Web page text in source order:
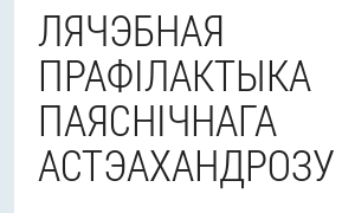
ЛЯЧЭБНАЯ
ПРАФІЛАКТЫКА
ПАЯСНІЧНАГА
АСТЭАХАНДРОЗУ